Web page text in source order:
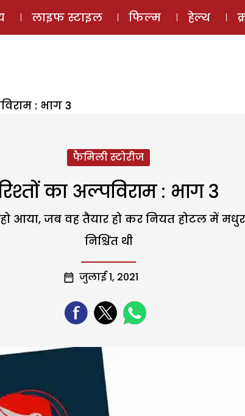
ई-मैगज़ीन
लाइफ स्टाइल फिल्म हेल्थ
: भाग 3
फैमिली स्टोरीज
का अल्पविराम : भाग 3
आया, जब वह तैयार हो कर नियत होटल में
निश्चिंत थी
जुलाई 1, 2021